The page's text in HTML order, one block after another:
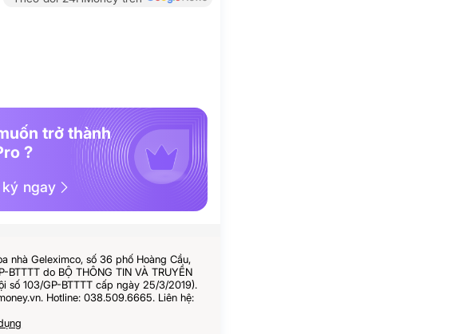
trở thành
?
ngay
nhà Geleximco, số 36 phố Hoàng Cầu,
do BỘ THÔNG TIN VÀ TRUYỀN
103/GP-BTTTT cấp ngày 25/3/2019).
Hotline: 038.509.6665. Liên hệ: